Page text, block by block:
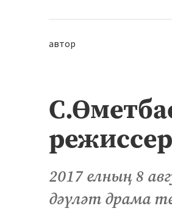
автор
2017 елның 8
дәүләт драма